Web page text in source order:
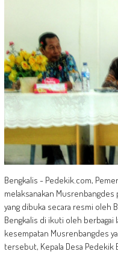
Bengkalis - Pedekik.com,
melaksanakan Musrenbangdes
yang dibuka secara resmi oleh
Bengkalis di ikuti oleh berbagai
kesempatan Musrenbangdes
tersebut, Kepala Desa Pedekik